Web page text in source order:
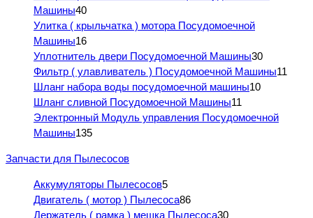
Машины40
Улитка ( крыльчатка ) мотора Посудомоечной
Машины16
Уплотнитель двери Посудомоечной Машины30
Фильтр ( улавливатель ) Посудомоечной Машины11
Шланг набора воды посудомоечной машины10
Шланг сливной Посудомоечной Машины11
Электронный Модуль управления Посудомоечной
Машины135
Запчасти для Пылесосов
Аккумуляторы Пылесосов5
Двигатель ( мотор ) Пылесоса86
Держатель ( рамка ) мешка Пылесоса30